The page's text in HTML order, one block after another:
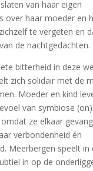
van haar eigen
over haar moeder en
te vergeten en
de nachtgedachten.
bitterheid in deze
zich solidair met de
Moeder en kind
van symbiose
ze elkaar
verbondenheid én
Meerbergen speelt in
in op de